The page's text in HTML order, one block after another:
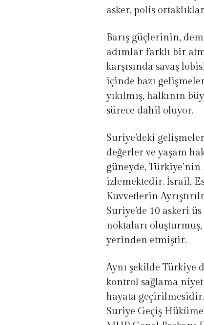
asker, polis
Barış güçlerinin,
adımlar farklı bir
karşısında savaş
içinde bazı
yıkılmış, halkının
sürece dahil oluyor.
Suriye’deki
değerler ve yaşam
güneyde,
izlemektedir. İsrail,
Kuvvetlerin
Suriye’de 10 askeri
noktaları
yerinden etmiştir.
Aynı şekilde Türkiye
kontrol sağlama
hayata geçirilmesidir.
Suriye Geçiş